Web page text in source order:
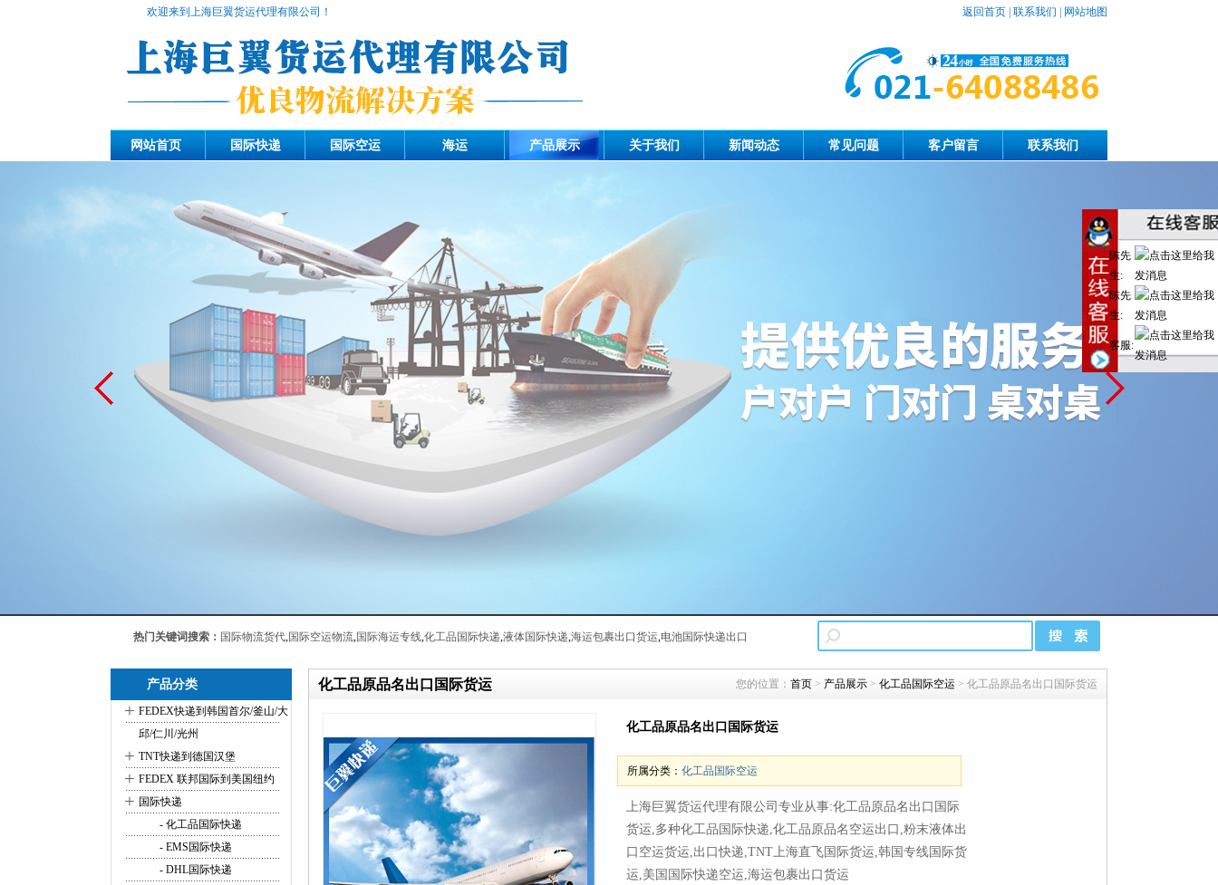
欢迎来到上海巨翼货运代理有限公司！ 返回首页 联系我们 网站地图
网站首页 国际快递 国际空运 海运 产品展示 关于我们 新闻动态 常见问题 客户留言 联系我们
热门关键词搜索： 国际物流货代,国际空运物流,国际海运专线,化工品国际快递,液体国际快递,海运包裹出口货运,电池国际快递出口
产品分类
+ FEDEX快递到韩国首尔/釜山/大
邱/仁川/光州
+ TNT快递到德国汉堡
+ FEDEX 联邦国际到美国纽约
+ 国际快递
- 化工品国际快递
- EMS国际快递
- DHL国际快递
化工品原品名出口国际货运 您的位置： 首页 > 产品展示 > 化工品国际空运 > 化工品原品名出口国际货运
化工品原品名出口国际货运
所属分类： 化工品国际空运
上海巨翼货运代理有限公司专业从事:化工品原品名出口国际
货运,多种化工品国际快递,化工品原品名空运出口,粉末液体出
口空运货运,出口快递,TNT上海直飞国际货运,韩国专线国际货
运,美国国际快递空运,海运包裹出口货运
陈先
陈先
生:
客服: